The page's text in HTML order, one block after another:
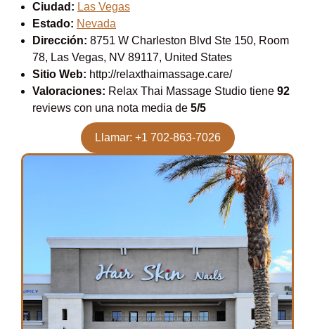
Ciudad: Las Vegas
Estado: Nevada
Dirección: 8751 W Charleston Blvd Ste 150, Room
78, Las Vegas, NV 89117, United States
Sitio Web: http://relaxthaimassage.care/
Valoraciones: Relax Thai Massage Studio tiene 92
reviews con una nota media de 5/5
Llamar: +1 702-863-7026